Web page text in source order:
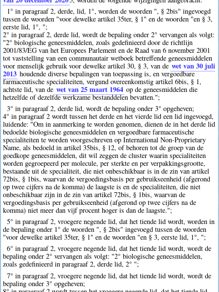
1° in paragraaf 2, derde, lid, 1°, worden de woorden ", § 2bis" ingevoegd
tussen de woorden "voor dewelke artikel 35ter, § 1" en de woorden "en § 3,
eerste lid, 1°, ";
2° in paragraaf 2, derde lid, wordt de bepaling onder 2° vervangen als volgt:
"2° biologische geneesmiddelen, zoals gedefinieerd door de richtlijn
2001/83/EG van het Europees Parlement en de Raad van 6 november 2001
tot vaststelling van een communautair wetboek betreffende geneesmiddelen
voor menselijk gebruik voor dewelke artikel 30, § 3, van de wet van 30 juli
2013 houdende diverse bepalingen van toepassing is, en vergoedbare
farmaceutische specialiteiten, vergund overeenkomstig artikel 6bis, § 1,
achtste lid, van de wet van 25 maart 1964 op de geneesmiddelen die
hetzelfde of dezelfde werkzame bestanddelen bevatten.";
3° in paragraaf 2, derde lid, wordt de bepaling onder 3° opgeheven;
4° in paragraaf 2 wordt tussen het derde en het vierde lid een lid ingevoegd,
luidende: "Om in aanmerking te worden genomen, dienen de in het derde lid
bedoelde biologische geneesmiddelen en vergoedbare farmaceutische
specialiteiten te worden voorgeschreven op International Non-Proprietary
Name, als bedoeld in artikel 35bis, § 12, of behoren tot de groep van de
goedkope geneesmiddelen, dit wil zeggen de cluster waarin specialiteiten
worden gegroepeerd per molecule, per sterkte en per verpakkingsgrootte,
bestaande uit de specialiteit, die niet onbeschikbaar is in de zin van artikel
72bis, § 1bis, waarvan de vergoedingsbasis per gebruikseenheid (afgerond
op twee cijfers na de komma) de laagste is en de specialiteiten, die niet
onbeschikbaar zijn in de zin van artikel 72bis, § 1bis, waarvan de
vergoedingsbasis per gebruikseenheid (afgerond op twee cijfers na de
komma) niet meer dan vijf procent hoger is dan de laagste.";
5° in paragraaf 2, vroegere negende lid, dat het tiende lid wordt, worden in
de bepaling onder 1° de woorden ", § 2bis" ingevoegd tussen de woorden
"voor dewelke artikel 35ter, § 1" en de woorden "en § 3, eerste lid, 1°, ";
6° in paragraaf 2, vroegere negende lid, dat het tiende lid wordt, wordt de
bepaling onder 2° vervangen als volgt: "2° biologische geneesmiddelen,
zoals gedefinieerd in paragraaf 2, derde lid, 2° ";
7° in paragraaf 2, vroegere negende lid, dat het tiende lid wordt, wordt de
bepaling onder 3° opgeheven;